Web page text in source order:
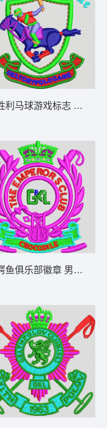
利马球游戏标志 保罗
鱼俱乐部徽章 男装 章仔